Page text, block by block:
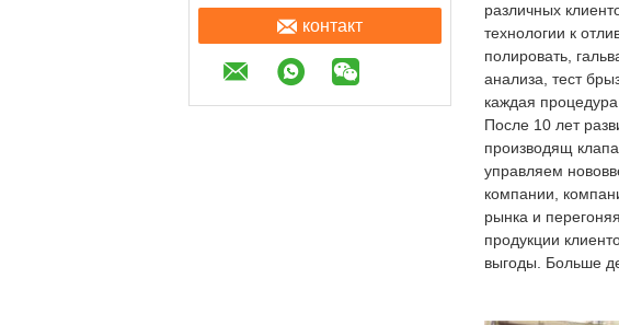
контакт
различных
технологии к
полировать,
анализа, тест
каждая
После 10 лет
производящ
управляем
компании,
рынка и
продукции
выгоды. Больше